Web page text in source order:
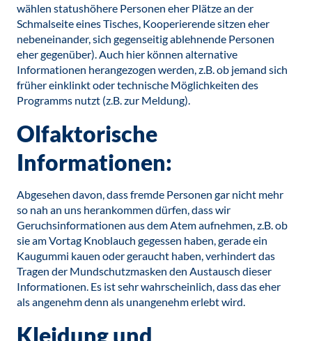
wählen statushöhere Personen eher Plätze an der
Schmalseite eines Tisches, Kooperierende sitzen eher
nebeneinander, sich gegenseitig ablehnende Personen
eher gegenüber). Auch hier können alternative
Informationen herangezogen werden, z.B. ob jemand sich
früher einklinkt oder technische Möglichkeiten des
Programms nutzt (z.B. zur Meldung).
Olfaktorische
Informationen:
Abgesehen davon, dass fremde Personen gar nicht mehr
so nah an uns herankommen dürfen, dass wir
Geruchsinformationen aus dem Atem aufnehmen, z.B. ob
sie am Vortag Knoblauch gegessen haben, gerade ein
Kaugummi kauen oder geraucht haben, verhindert das
Tragen der Mundschutzmasken den Austausch dieser
Informationen. Es ist sehr wahrscheinlich, dass das eher
als angenehm denn als unangenehm erlebt wird.
Kleidung und